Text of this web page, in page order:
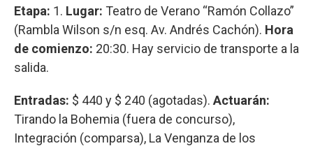
Etapa: 1. Lugar: Teatro de Verano “Ramón Collazo”
(Rambla Wilson s/n esq. Av. Andrés Cachón). Hora
de comienzo: 20:30. Hay servicio de transporte a la
salida.
Entradas: $ 440 y $ 240 (agotadas). Actuarán:
Tirando la Bohemia (fuera de concurso),
Integración (comparsa), La Venganza de los